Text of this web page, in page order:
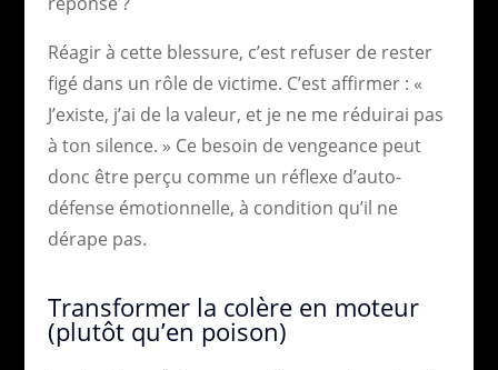
Réagir à cette blessure, c’est refuser de rester
figé dans un rôle de victime. C’est affirmer : «
J’existe, j’ai de la valeur, et je ne me réduirai pas
à ton silence. » Ce besoin de vengeance peut
donc être perçu comme un réflexe d’auto-
défense émotionnelle, à condition qu’il ne
dérape pas.
Transformer la colère en moteur
(plutôt qu’en poison)